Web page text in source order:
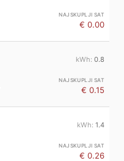
€ 0.00
0.8
€ 0.15
1.4
€ 0.26